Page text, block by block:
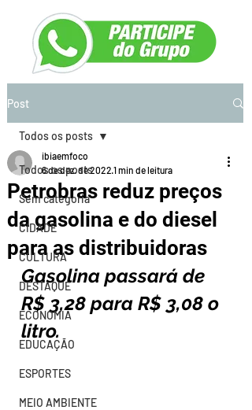
Post
Todos os posts
Sem categoria
CIDADE
CULTURA
DESTAQUE
ECONOMIA
EDUCAÇÃO
ESPORTES
MEIO AMBIENTE
Todos os posts
Petrobras reduz preços
da gasolina e do diesel
para as distribuidoras
ibiaemfoco
6 de dez. de 2022 1 min de leitura
Gasolina passará de
R$ 3,28 para R$ 3,08 o
litro.